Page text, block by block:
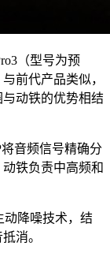
（型号为预
前代产品类似，
动铁的优势相结
音频信号精确分
铁负责中高频和
动降噪技术，结
消。